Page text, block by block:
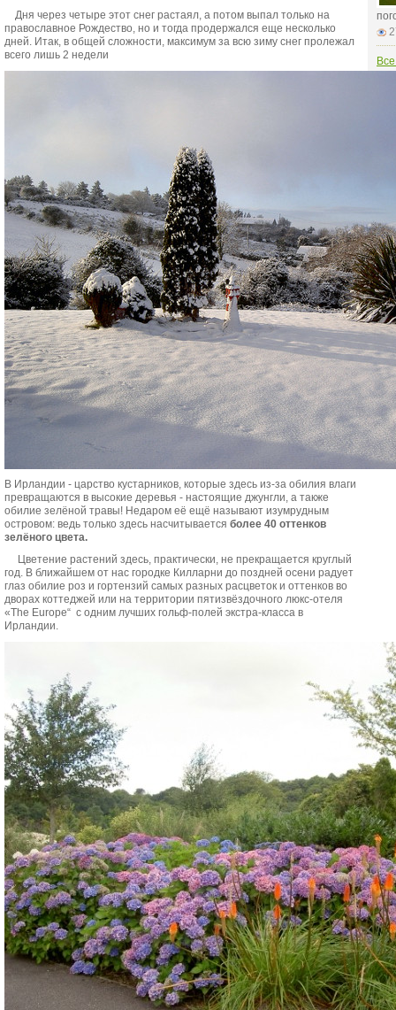
Дня через четыре этот снег растаял, а потом выпал только на
православное Рождество, но и тогда продержался еще несколько
дней. Итак, в общей сложности, максимум за всю зиму снег пролежал
всего лишь 2 недели
В Ирландии - царство кустарников, которые здесь из-за обилия влаги
превращаются в высокие деревья - настоящие джунгли, а также
обилие зелёной травы! Недаром её ещё называют изумрудным
островом: ведь только здесь насчитывается более 40 оттенков
зелёного цвета.
Цветение растений здесь, практически, не прекращается круглый
год. В ближайшем от нас городке Килларни до поздней осени радует
глаз обилие роз и гортензий самых разных расцветок и оттенков во
дворах коттеджей или на территории пятизвёздочного люкс-отеля
«The Europe“ с одним лучших гольф-полей экстра-класса в
Ирландии.